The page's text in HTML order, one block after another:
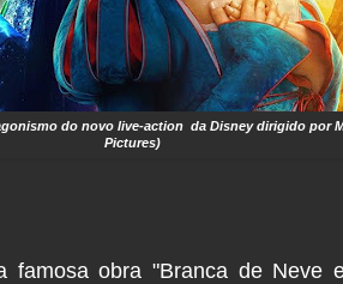
do novo live-action da Disney dirigido por
Pictures)
famosa obra "Branca de Neve